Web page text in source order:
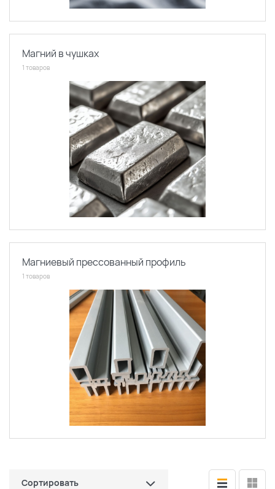
Магний в чушках
1 товаров
Магниевый прессованный профиль
1 товаров
Сортировать